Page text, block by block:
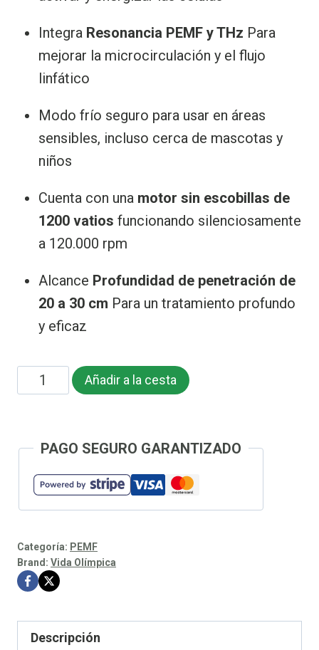
Integra Resonancia PEMF y THz Para
mejorar la microcirculación y el flujo
linfático
Modo frío seguro para usar en áreas
sensibles, incluso cerca de mascotas y
niños
Cuenta con una motor sin escobillas de
1200 vatios funcionando silenciosamente
a 120.000 rpm
Alcance Profundidad de penetración de
20 a 30 cm Para un tratamiento profundo
y eficaz
Cantidad
OlyLife
Wand
Smart
Terahertz
PEMF
Therapy
Añadir a la cesta
PAGO SEGURO GARANTIZADO
Categoría: PEMF
Brand: Vida Olímpica
Descripción